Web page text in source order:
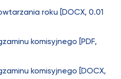
roku [DOCX, 0.01
komisyjnego [PDF,
komisyjnego [DOCX,